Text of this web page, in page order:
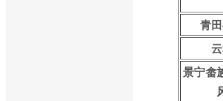
青
景宁畲